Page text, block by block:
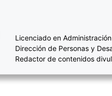
Licenciado en
Dirección de Personas y
Redactor de contenidos